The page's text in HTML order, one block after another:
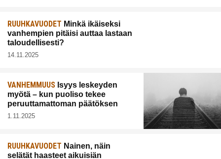
RUUHKAVUODET Minkä ikäiseksi
vanhempien pitäisi auttaa lastaan
taloudellisesti?
14.11.2025
VANHEMMUUS Isyys leskeyden
myötä – kun puoliso tekee
peruuttamattoman päätöksen
1.11.2025
RUUHKAVUODET Nainen, näin
selätät haasteet aikuisiän